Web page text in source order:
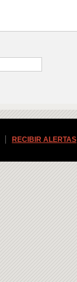
RECIBIR ALERTAS